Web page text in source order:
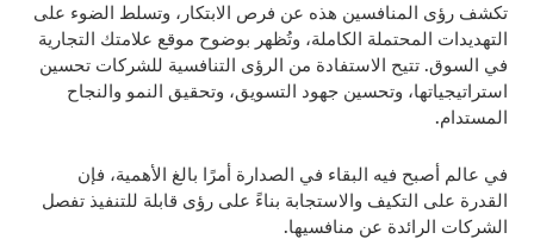
تكشف رؤى المنافسين هذه عن فرص الابتكار، وتسلط الضوء على
التهديدات المحتملة الكاملة، وتُظهر بوضوح موقع علامتك التجارية
في السوق. تتيح الاستفادة من الرؤى التنافسية للشركات تحسين
استراتيجياتها، وتحسين جهود التسويق، وتحقيق النمو والنجاح
المستدام.
في عالم أصبح فيه البقاء في الصدارة أمرًا بالغ الأهمية، فإن
القدرة على التكيف والاستجابة بناءً على رؤى قابلة للتنفيذ تفصل
الشركات الرائدة عن منافسيها.